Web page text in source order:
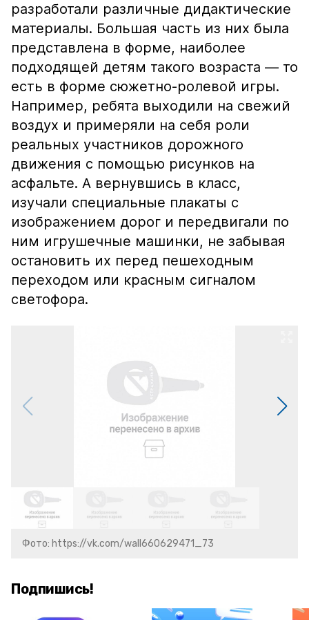
разработали различные дидактические
материалы. Большая часть из них была
представлена в форме, наиболее
подходящей детям такого возраста — то
есть в форме сюжетно-ролевой игры.
Например, ребята выходили на свежий
воздух и примеряли на себя роли
реальных участников дорожного
движения с помощью рисунков на
асфальте. А вернувшись в класс,
изучали специальные плакаты с
изображением дорог и передвигали по
ним игрушечные машинки, не забывая
остановить их перед пешеходным
переходом или красным сигналом
светофора.
Фото: https://vk.com/wall660629471_73
Подпишись!